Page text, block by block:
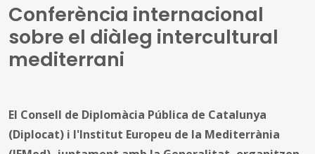
Conferència internacional
sobre el diàleg intercultural
mediterrani
El Consell de Diplomàcia Pública de Catalunya
(Diplocat) i l'Institut Europeu de la Mediterrània